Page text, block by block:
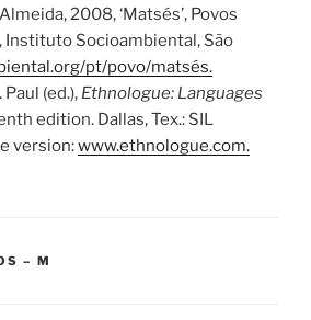
2008, ‘Matsés’, Povos
Instituto Socioambiental, São
pt/povo/matsés.
(ed.), Ethnologue: Languages
edition. Dallas, Tex.: SIL
version:www.ethnologue.com.
– M